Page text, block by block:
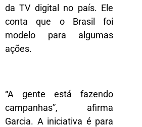
da TV digital no país. Ele
conta que o Brasil foi
modelo para algumas
ações.
“A gente está fazendo
campanhas”, afirma
Garcia. A iniciativa é para